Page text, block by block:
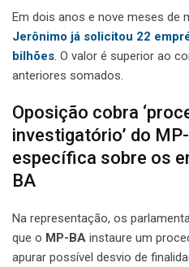
Em dois anos e nove meses de
Jerônimo já solicitou 22
bilhões. O valor é superior ao
anteriores somados.
Oposição cobra
investigatório’ do
específica sobre os
BA
Na representação, os
que o MP-BA instaure um
apurar possível desvio de